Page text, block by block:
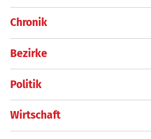
Chronik
Bezirke
Politik
Wirtschaft